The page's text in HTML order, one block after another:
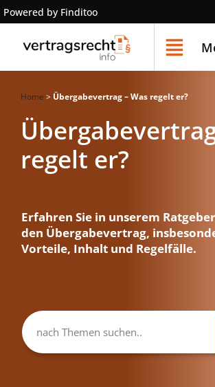
Powered by Finditoo
Home > Übergabevertrag – Was regelt er?
regelt er?
Erfahren Sie in unserem
den Übergabevertrag,
Vorteile, Inhalt und Regelfälle.